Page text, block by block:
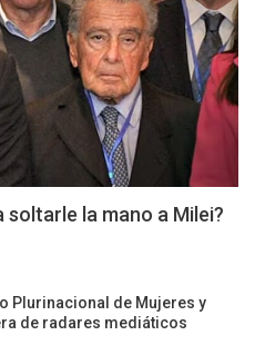
la mano a Milei?
Plurinacional de Mujeres y
de radares mediáticos